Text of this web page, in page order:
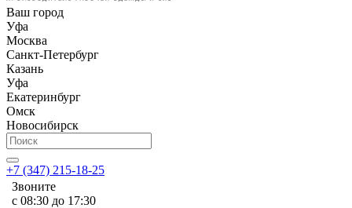
Ваш город
Уфа
Москва
Санкт-Петербург
Казань
Уфа
Екатеринбург
Омск
Новосибирск
+7 (347) 215-18-25
Звоните
с 08:30 до 17:30